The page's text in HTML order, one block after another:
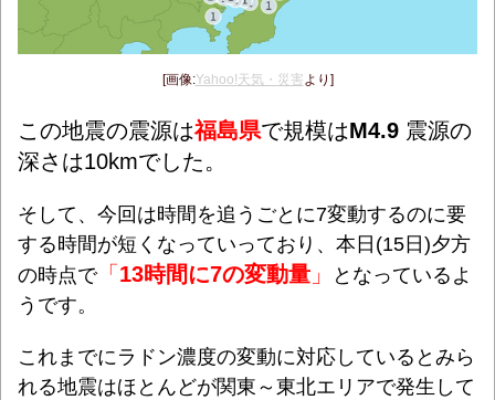
[画像:Yahoo!天気・災害より]
この地震の震源は福島県で規模はM4.9 震源の
深さは10kmでした。
そして、今回は時間を追うごとに7変動するのに要
する時間が短くなっていっており、本日(15日)夕方
の時点で「 13時間に7の変動量 」
となっているよ
うです。
これまでにラドン濃度の変動に対応しているとみら
れる地震はほとんどが関東～東北エリアで発生して